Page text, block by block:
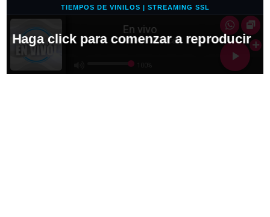
TIEMPOS DE VINILOS | STREAMING SSL
Haga click para comenzar a reproducir
En vivo
Buena Música!